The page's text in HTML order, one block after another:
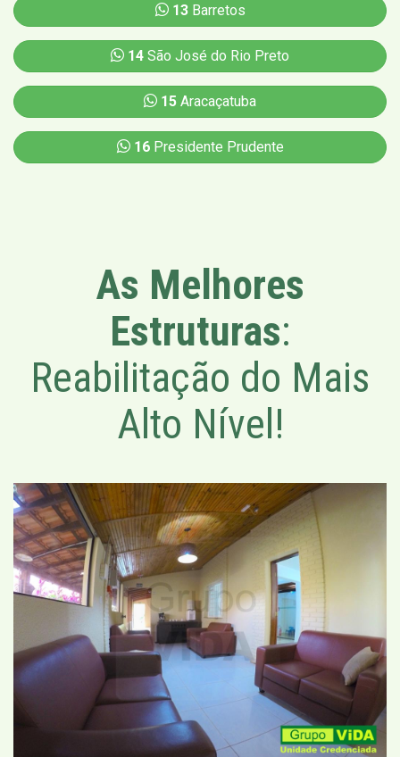
13Barretos
14 São José do Rio Preto
15 Aracaçatuba
16Presidente Prudente
As Melhores
Estruturas:
Reabilitação do Mais
Alto Nível!